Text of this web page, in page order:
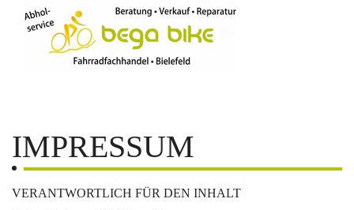
IMPRESSUM
VERANTWORTLICH FÜR DEN INHALT